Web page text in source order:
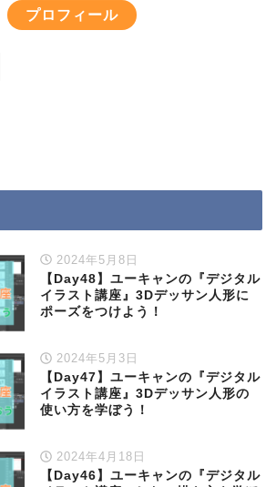
プロフィール
2024年5月8日
【Day48】ユーキャンの『デジタル
イラスト講座』3Dデッサン人形に
ポーズをつけよう！
2024年5月3日
【Day47】ユーキャンの『デジタル
イラスト講座』3Dデッサン人形の
使い方を学ぼう！
2024年4月18日
【Day46】ユーキャンの『デジタル